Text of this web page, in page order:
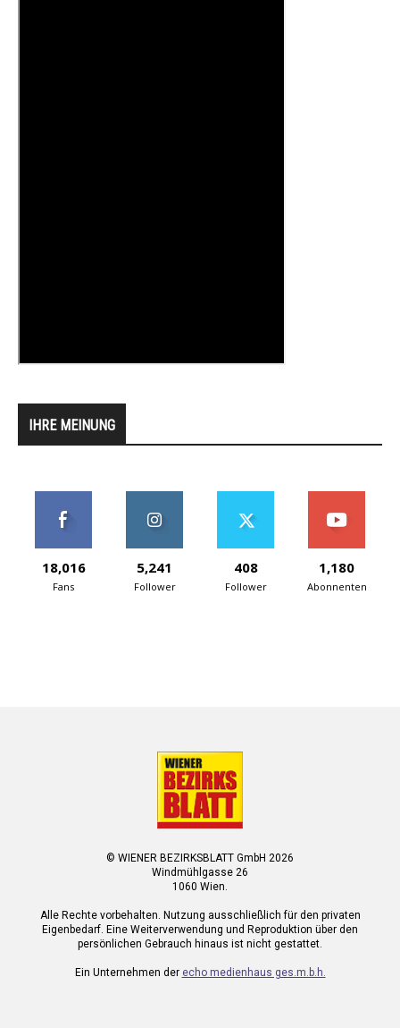
IHRE MEINUNG
18,016
Fans
5,241
Follower
408
Follower
1,180
Abonnenten
© WIENER BEZIRKSBLATT GmbH 2026
Windmühlgasse 26
1060 Wien.
Alle Rechte vorbehalten. Nutzung ausschließlich für den privaten
Eigenbedarf. Eine Weiterverwendung und Reproduktion über den
persönlichen Gebrauch hinaus ist nicht gestattet.
Ein Unternehmen der echo medienhaus ges.m.b.h.